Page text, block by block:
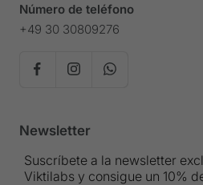
Número de teléfono
+49 30 30809276
Newsletter
Suscríbete a la newsletter
Viktilabs y consigue un 10%